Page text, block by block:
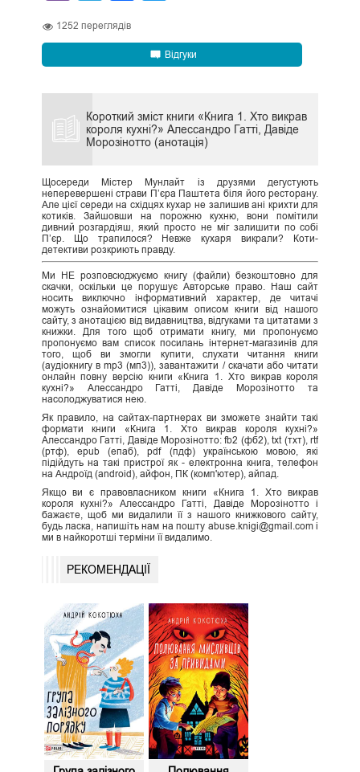
1252 переглядів
Відгуки
Короткий зміст книги «Книга 1. Хто викрав
короля кухні?» Алессандро Гатті, Давіде
Морозінотто (анотація)
Щосереди Містер Мунлайт із друзями дегустують
неперевершені страви П’єра Паштета біля його ресторану.
Але цієї середи на східцях кухар не залишив ані крихти для
котиків. Зайшовши на порожню кухню, вони помітили
дивний розгардіяш, який просто не міг залишити по собі
П’єр. Що трапилося? Невже кухаря викрали? Коти-
детективи розкриють правду.
Ми НЕ розповсюджуємо книгу (файли) безкоштовно для
скачки, оскільки це порушує Авторське право. Наш сайт
носить виключно інформативний характер, де читачі
можуть ознайомитися цікавим описом книги від нашого
сайту, з анотацією від видавництва, відгуками та цитатами з
книжки. Для того щоб отримати книгу, ми пропонуємо
пропонуємо вам список посилань інтернет-магазинів для
того, щоб ви змогли купити, слухати читання книги
(аудіокнигу в mp3 (мп3)), завантажити / скачати або читати
онлайн повну версію книги «Книга 1. Хто викрав короля
кухні?» Алессандро Гатті, Давіде Морозінотто та
насолоджуватися нею.
Як правило, на сайтах-партнерах ви зможете знайти такі
формати книги «Книга 1. Хто викрав короля кухні?»
Алессандро Гатті, Давіде Морозінотто: fb2 (фб2), txt (тхт), rtf
(ртф), epub (епаб), pdf (пдф) українською мовою, які
підійдуть на такі пристрої як - електронна книга, телефон
на Андроїд (android), айфон, ПК (комп'ютер), айпад.
Якщо ви є правовласником книги «Книга 1. Хто викрав
короля кухні?» Алессандро Гатті, Давіде Морозінотто і
бажаєте, щоб ми видалили її з нашого книжкового сайту,
будь ласка, напишіть нам на пошту abuse.knigi@gmail.com і
ми в найкоротші терміни її видалимо.
РЕКОМЕНДАЦІЇ